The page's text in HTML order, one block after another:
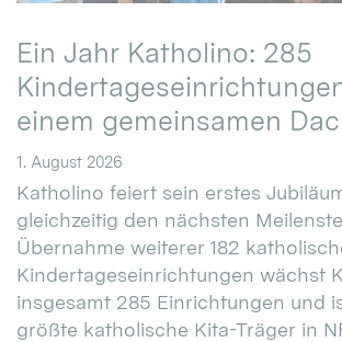
Ein Jahr Katholino: 285
einem gemeinsamen
1. August 2026
Katholino feiert sein erstes
gleichzeitig den nächsten
Übernahme weiterer 182
Kindertageseinrichtungen wächst
insgesamt 285 Einrichtungen und
größte katholische Kita-Träger in